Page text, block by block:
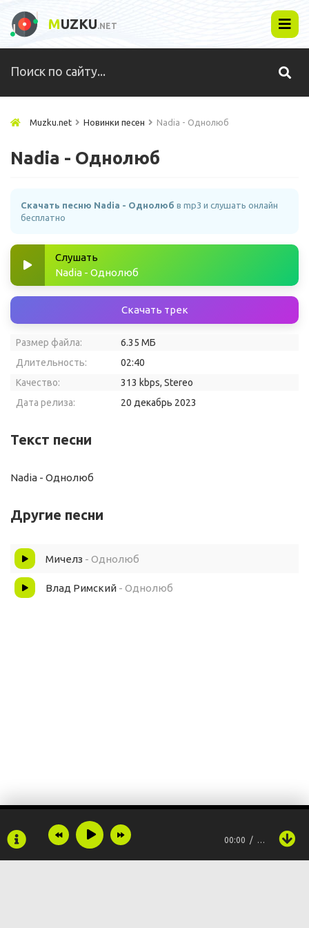
MUZKU.NET
Muzku.net Новинки песен Nadia - Однолюб
Nadia - Однолюб
Скачать песню Nadia - Однолюб в mp3 и слушать онлайн
бесплатно
Слушать
Nadia - Однолюб
Скачать трек
Размер файла:
6.35 МБ
Длительность:
02:40
Качество:
313 kbps, Stereo
Дата релиза:
20 декабрь 2023
Текст песни
Nadia - Однолюб
Другие песни
Мичелз - Однолюб
Влад Римский - Однолюб
00:00